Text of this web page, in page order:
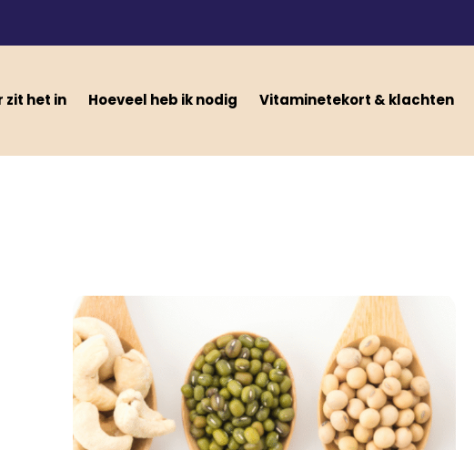
zit het in Hoeveel heb ik nodig Vitaminetekort & klachten